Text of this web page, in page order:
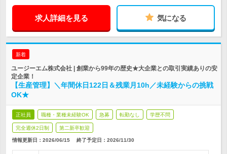
求人詳細を見る 気になる
新着
ユージーエム株式会社 | 創業から99年の歴史★大企業との取引実績ありの安
定企業！
【生産管理】＼年間休日122日＆残業月10h／未経験からの挑戦
OK★
正社員 職種・業種未経験OK 急募 転勤なし 学歴不問
完全週休2日制 第二新卒歓迎
情報更新日：2026/06/15 終了予定日： 2026/11/30